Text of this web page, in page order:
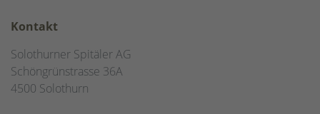
Kontakt
Solothurner Spitäler AG
Schöngrünstrasse 36A
4500 Solothurn